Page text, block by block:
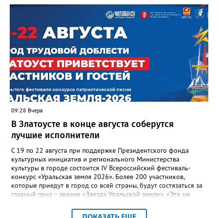
отметили и недочёты. «Например, управляющие компании
несвоевременно приняли меры для предотвращения
“перемерзания” общей домовой тепловой сети
многоквартирного дома, отсутствовало взаимодействие с
ресурсоснабжающей организацией, ЕДДС и иными службами»,
— сообщила начальник Главного управления ГЖИ Ирина
Настенко. В следующий раз, рекомендовали в
Госжилинспекции, службы должны действовать слаженно. И
оперативно делиться информацией со всеми
заинтересованными – от поставщика тепла до конечных
потребителей.
09:28 Вчера
В Златоусте в конце августа соберутся
лучшие исполнители
С 19 по 22 августа при поддержке Президентского фонда
культурных инициатив и регионального Министерства
культуры в городе состоится IV Всероссийский фестиваль-
конкурс «Уральская земля 2026». Более 200 участников,
которые приедут в город со всей страны, будут состязаться за
главный приз – звание «Звезда Уральской земли». «Это не
прослушивания участников, мастер-классы от ведущих